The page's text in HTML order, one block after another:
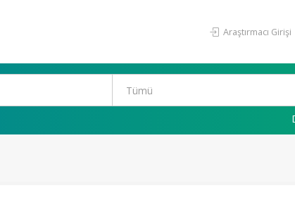
Araştırmacı Girişi